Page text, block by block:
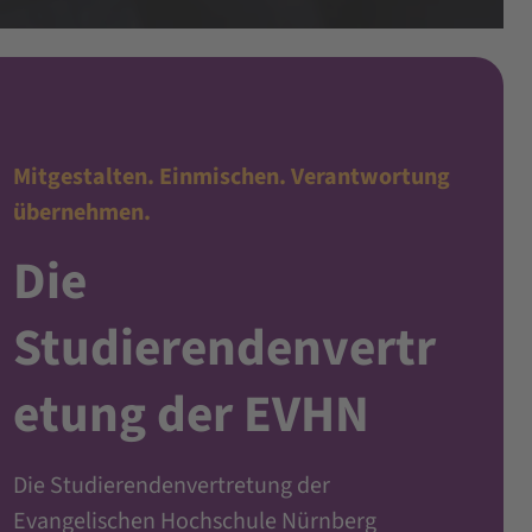
Mitgestalten. Einmischen. Verantwortung
übernehmen.
Die
Studierendenvertr
etung der EVHN
Die Studierendenvertretung der
Evangelischen Hochschule Nürnberg